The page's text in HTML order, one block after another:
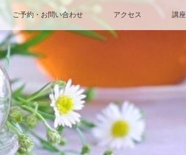
ご予約・お問い合わせ アクセス 講